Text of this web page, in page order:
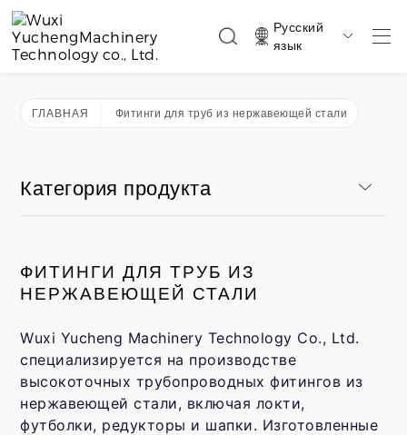
Русский
язык

ГЛАВНАЯ Фитинги для труб из нержавеющей стали
Категория продукта
ФИТИНГИ ДЛЯ ТРУБ ИЗ
НЕРЖАВЕЮЩЕЙ СТАЛИ
Wuxi Yucheng Machinery Technology Co., Ltd.
специализируется на производстве
высокоточных трубопроводных фитингов из
нержавеющей стали, включая локти,
футболки, редукторы и шапки. Изготовленные